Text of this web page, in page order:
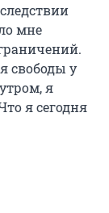
мне
свободы у
я
я сегодня